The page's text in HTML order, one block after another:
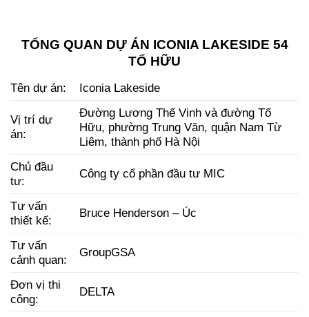
TỔNG QUAN DỰ ÁN ICONIA LAKESIDE 54
TỐ HỮU
Tên dự án: Iconia Lakeside
Vị trí dự
án:
Đường Lương Thế Vinh và đường Tố
Hữu, phường Trung Văn, quận Nam Từ
Liêm, thành phố Hà Nội
Chủ đầu
tư:
Công ty cổ phần đầu tư MIC
Tư vấn
thiết kế:
Bruce Henderson – Úc
Tư vấn
cảnh quan:
GroupGSA
Đơn vị thi
công:
DELTA